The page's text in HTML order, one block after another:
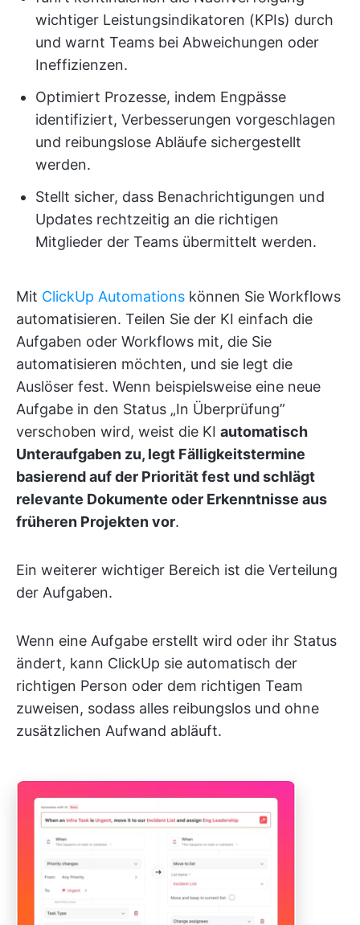
wichtiger Leistungsindikatoren (KPIs) durch
und warnt Teams bei Abweichungen oder
Ineffizienzen.
Optimiert Prozesse, indem Engpässe
identifiziert, Verbesserungen vorgeschlagen
und reibungslose Abläufe sichergestellt
werden.
Stellt sicher, dass Benachrichtigungen und
Updates rechtzeitig an die richtigen
Mitglieder der Teams übermittelt werden.
Mit ClickUp Automations können Sie Workflows
automatisieren. Teilen Sie der KI einfach die
Aufgaben oder Workflows mit, die Sie
automatisieren möchten, und sie legt die
Auslöser fest. Wenn beispielsweise eine neue
Aufgabe in den Status „In Überprüfung”
verschoben wird, weist die KI automatisch
Unteraufgaben zu, legt Fälligkeitstermine
basierend auf der Priorität fest und schlägt
relevante Dokumente oder Erkenntnisse aus
früheren Projekten vor.
Ein weiterer wichtiger Bereich ist die Verteilung
der Aufgaben.
Wenn eine Aufgabe erstellt wird oder ihr Status
ändert, kann ClickUp sie automatisch der
richtigen Person oder dem richtigen Team
zuweisen, sodass alles reibungslos und ohne
zusätzlichen Aufwand abläuft.